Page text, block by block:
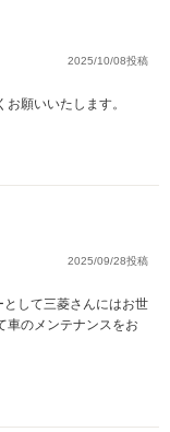
2025/10/08投稿
願いいたします。
2025/09/28投稿
して三菱さんにはお世
車のメンテナンスをお